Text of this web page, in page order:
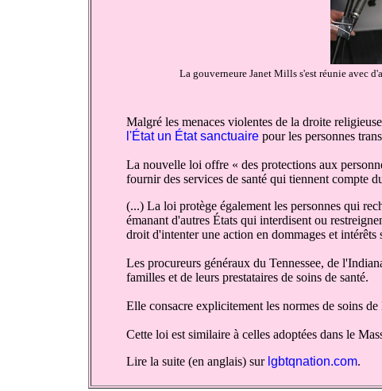
La gouverneure Janet Mills s'est réunie avec
Malgré les menaces violentes de la droite
l'État un État sanctuairepour les personnes
La nouvelle loi offre « des protections aux
fournir des services de santé qui tiennent compte
(...) La loi protège également les personnes qui
émanant d'autres États qui interdisent ou
droit d'intenter une action en dommages et
Les procureurs généraux du Tennessee, de
familles et de leurs prestataires de soins de santé.
Elle consacre explicitement les normes de soins
Cette loi est similaire à celles adoptées dans le
Lire la suite (en anglais) sur lgbtqnation.com.